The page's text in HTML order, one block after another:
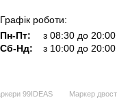
Графік роботи:
Пн-Пт:
з 08:30 до 20:00
Сб-Нд:
з 10:00 до 20:00
99IDEAS Маркер